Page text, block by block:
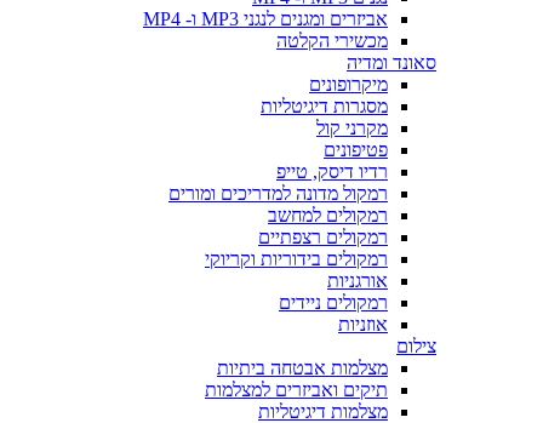
אביזרים ומגנים לנגני MP3 ו- MP4
מכשירי הקלטה
סאונד ומדיה
מיקרופונים
מסגרות דיגיטליות
מקרני קול
פטיפונים
רדיו דיסק, טייפ
רמקול מדונה למדריכים ומורים
רמקולים למחשב
רמקולים רצפתיים
רמקולים בידוריות וקריוקי
אורגניות
רמקולים ניידים
אוזניות
צילום
מצלמות אבטחה ביתיות
תיקים ואביזרים למצלמות
מצלמות דיגיטליות